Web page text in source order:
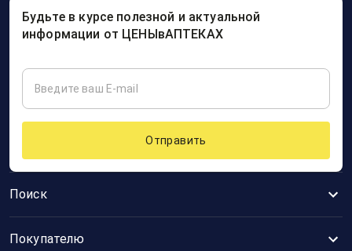
Поиск
Покупателю
Будьте в курсе полезной и актуальной
информации от ЦЕНЫвАПТЕКАХ
Отправить